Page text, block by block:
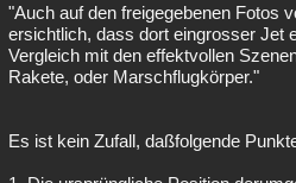
"Auch auf den freigegebenen Fotos
ersichtlich, dass dort eingrosser Jet
Vergleich mit den effektvollen
Rakete, oder Marschflugkörper."
Es ist kein Zufall, daßfolgende